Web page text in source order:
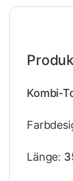
Kombi-
Länge: